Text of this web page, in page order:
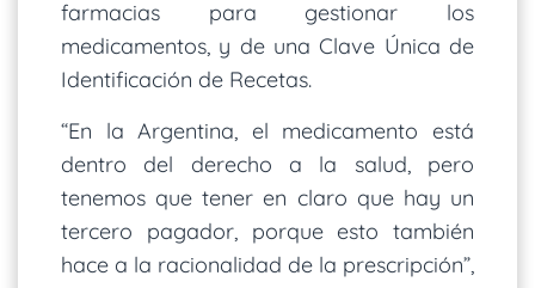
farmacias para gestionar los
medicamentos, y de una Clave Única de
Identificación de Recetas.
“En la Argentina, el medicamento está
dentro del derecho a la salud, pero
tenemos que tener en claro que hay un
tercero pagador, porque esto también
hace a la racionalidad de la prescripción”,